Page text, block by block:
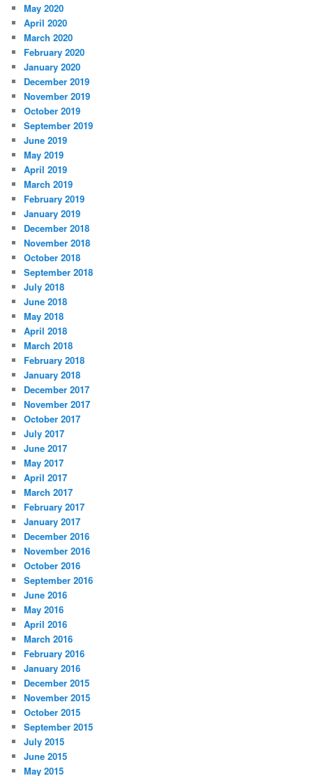
May 2020
April 2020
March 2020
February 2020
January 2020
December 2019
November 2019
October 2019
September 2019
June 2019
May 2019
April 2019
March 2019
February 2019
January 2019
December 2018
November 2018
October 2018
September 2018
July 2018
June 2018
May 2018
April 2018
March 2018
February 2018
January 2018
December 2017
November 2017
October 2017
July 2017
June 2017
May 2017
April 2017
March 2017
February 2017
January 2017
December 2016
November 2016
October 2016
September 2016
June 2016
May 2016
April 2016
March 2016
February 2016
January 2016
December 2015
November 2015
October 2015
September 2015
July 2015
June 2015
May 2015